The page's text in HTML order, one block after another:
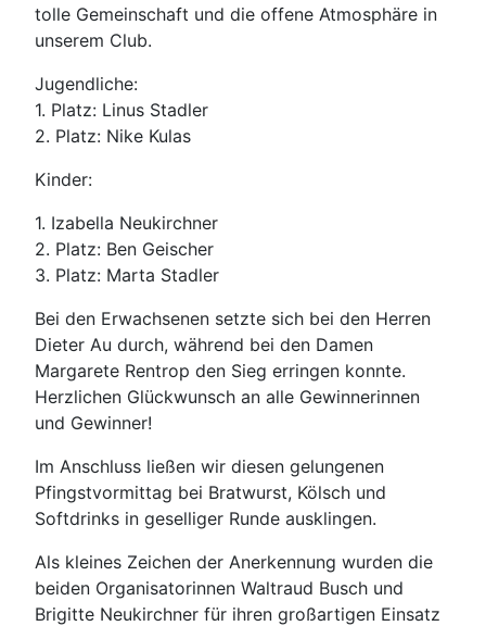
tolle Gemeinschaft und die offene Atmosphäre in
unserem Club.
Jugendliche:
1. Platz: Linus Stadler
2. Platz: Nike Kulas
Kinder:
1. ⁠Izabella Neukirchner
2. Platz: Ben Geischer
3. Platz: Marta Stadler
Bei den Erwachsenen setzte sich bei den Herren
Dieter Au durch, während bei den Damen
Margarete Rentrop den Sieg erringen konnte.
Herzlichen Glückwunsch an alle Gewinnerinnen
und Gewinner!
Im Anschluss ließen wir diesen gelungenen
Pfingstvormittag bei Bratwurst, Kölsch und
Softdrinks in geselliger Runde ausklingen.
Als kleines Zeichen der Anerkennung wurden die
beiden Organisatorinnen Waltraud Busch und
Brigitte Neukirchner für ihren großartigen Einsatz